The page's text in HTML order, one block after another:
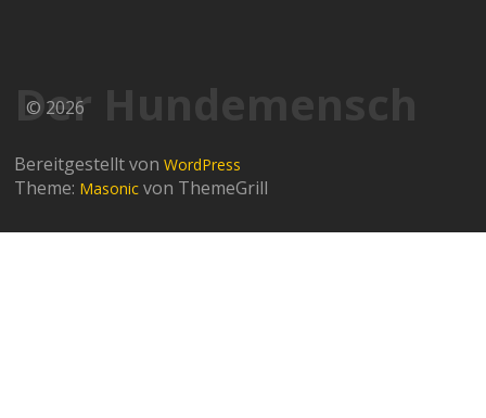
Der Hundemensch
© 2026
Bereitgestellt vonWordPress
Theme: Masonic von ThemeGrill